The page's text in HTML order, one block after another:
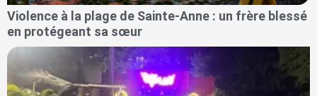
Violence à la plage de Sainte-Anne : un frère blessé
en protégeant sa sœur